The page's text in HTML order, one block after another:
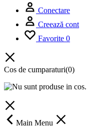
Conectare
Creează cont
Favorite 0
Cos de cumparaturi(0)
Main Menu